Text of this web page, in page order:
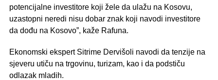
potencijalne investitore koji žele da ulažu na Kosovu,
uzastopni neredi nisu dobar znak koji navodi investitore
da dođu na Kosovo”, kaže Rafuna.
Ekonomski ekspert Sitrime Dervišoli navodi da tenzije na
sjeveru utiču na trgovinu, turizam, kao i da podstiču
odlazak mladih.